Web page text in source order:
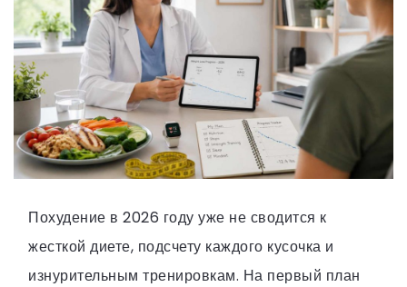
Похудение в 2026 году уже не сводится к
жесткой диете, подсчету каждого кусочка и
изнурительным тренировкам. На первый план